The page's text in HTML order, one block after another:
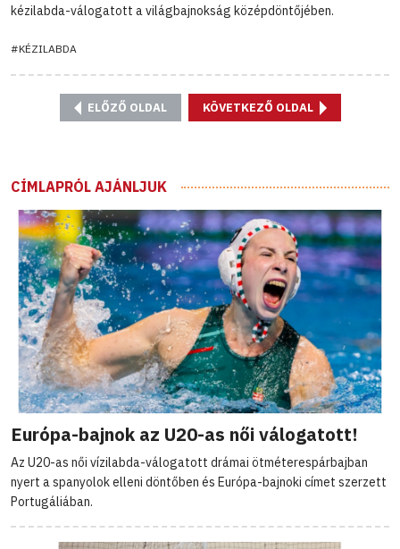
kézilabda-válogatott a világbajnokság középdöntőjében.
#KÉZILABDA
ELŐZŐ OLDAL KÖVETKEZŐ OLDAL
CÍMLAPRÓL AJÁNLJUK
Európa-bajnok az U20-as női válogatott!
Az U20-as női vízilabda-válogatott drámai ötméterespárbajban
nyert a spanyolok elleni döntőben és Európa-bajnoki címet szerzett
Portugáliában.